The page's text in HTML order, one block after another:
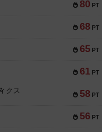
80 PT
68 PT
65 PT
61 PT
58 PT
クス
56 PT